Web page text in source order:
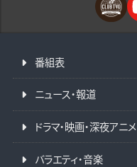
番組表
ニュース・報道
ドラマ・映画・深夜アニメ
バラエティ・音楽